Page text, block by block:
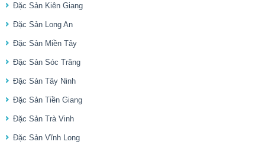
Đặc Sản Kiên Giang
Đặc Sản Long An
Đặc Sản Miền Tây
Đặc Sản Sóc Trăng
Đặc Sản Tây Ninh
Đặc Sản Tiền Giang
Đặc Sản Trà Vinh
Đặc Sản Vĩnh Long